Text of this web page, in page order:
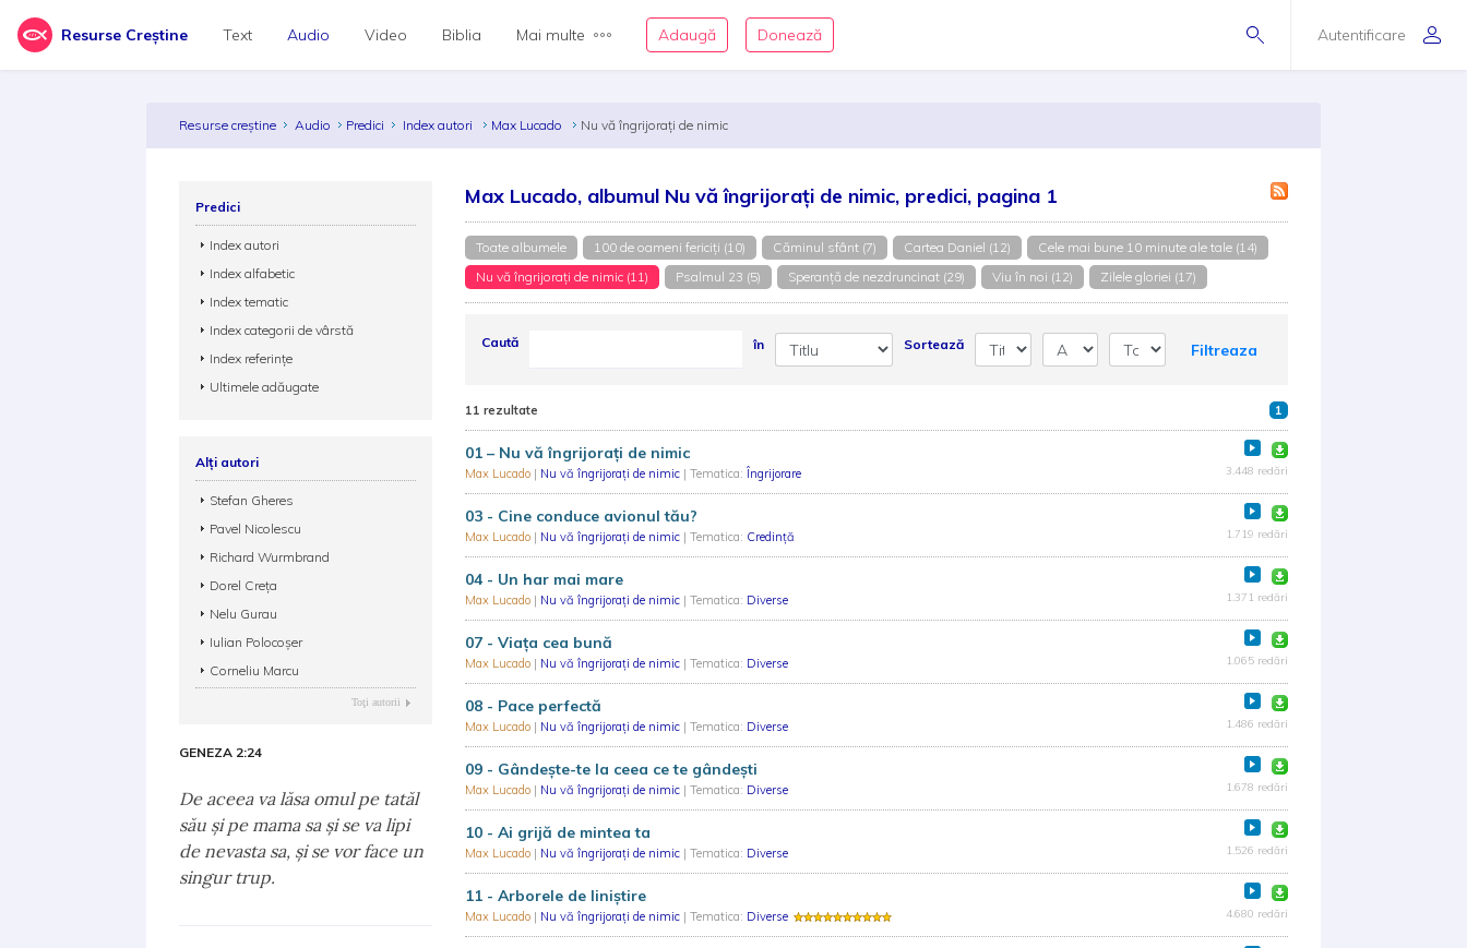
Resurse Creștine Autentificare
Text Audio Video Biblia Mai multe Adaugă Donează
Resurse creștine Audio Predici Index autori Max Lucado Nu vă îngrijorați de nimic
Max Lucado, albumul Nu vă îngrijorați de nimic, predici, pagina 1
Toate albumele 100 de oameni fericiți (10) Căminul sfânt (7) Cartea Daniel (12)
Cele mai bune 10 minute ale tale (14)
Nu vă îngrijorați de nimic (11)
Psalmul 23 (5) Speranță de nezdruncinat (29) Viu în noi (12) Zilele gloriei (17)
Caută în Sortează Filtreaza
11 rezultate 1
01 – Nu vă îngrijorați de nimic
Max Lucado | Nu vă îngrijorați de nimic | Tematica: Îngrijorare 3.448 redări
03 - Cine conduce avionul tău?
Max Lucado | Nu vă îngrijorați de nimic | Tematica: Credință 1.719 redări
04 - Un har mai mare
Max Lucado | Nu vă îngrijorați de nimic | Tematica: Diverse 1.371 redări
07 - Viața cea bună
Max Lucado | Nu vă îngrijorați de nimic | Tematica: Diverse 1.065 redări
08 - Pace perfectă
Max Lucado | Nu vă îngrijorați de nimic | Tematica: Diverse 1.486 redări
09 - Gândește-te la ceea ce te gândești
Max Lucado | Nu vă îngrijorați de nimic | Tematica: Diverse 1.678 redări
10 - Ai grijă de mintea ta
Max Lucado | Nu vă îngrijorați de nimic | Tematica: Diverse 1.526 redări
11 - Arborele de liniștire
Max Lucado | Nu vă îngrijorați de nimic | Tematica: Diverse 4.680 redări
Predici
Index autori
Index alfabetic
Index tematic
Index categorii de vârstă
Index referințe
Ultimele adăugate
Alți autori
Stefan Gheres
Pavel Nicolescu
Richard Wurmbrand
Dorel Creța
Nelu Gurau
Iulian Polocoșer
Corneliu Marcu
Toţi autorii
GENEZA 2:24
De aceea va lăsa omul pe tatăl
său şi pe mama sa şi se va lipi
de nevasta sa, şi se vor face un
singur trup.